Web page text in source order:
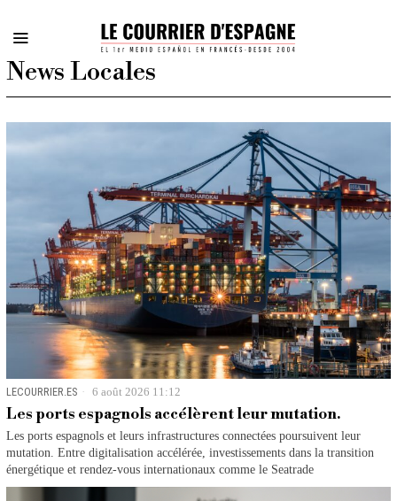
News Locales
LECOURRIER.ES 6 août 2026 11:12
Les ports espagnols accélèrent leur mutation.
Les ports espagnols et leurs infrastructures connectées poursuivent leur
mutation. Entre digitalisation accélérée, investissements dans la transition
énergétique et rendez-vous internationaux comme le Seatrade